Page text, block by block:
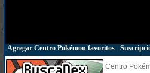
Agregar Centro Pokémon favoritos|
Centro